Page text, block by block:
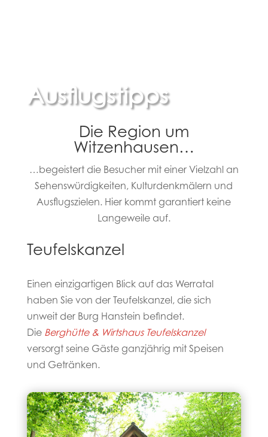
Ausflugstipps
Die Region um
Witzenhausen…
…begeistert die Besucher mit einer Vielzahl an
Sehenswürdigkeiten, Kulturdenkmälern und
Ausflugszielen. Hier kommt garantiert keine
Langeweile auf.
Teufelskanzel
Einen einzigartigen Blick auf das Werratal
haben Sie von der Teufelskanzel, die sich
unweit der Burg Hanstein befindet.
Die Berghütte & Wirtshaus Teufelskanzel
versorgt seine Gäste ganzjährig mit Speisen
und Getränken.